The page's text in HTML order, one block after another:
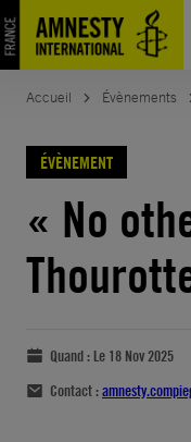
Accueil Évènements
ÉVÈNEMENT
« No
Quand : Le 18 Nov 2025
Contact :